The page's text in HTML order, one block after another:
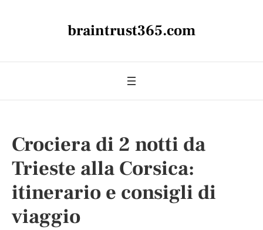
braintrust365.com
Crociera di 2 notti da
Trieste alla Corsica:
itinerario e consigli di
viaggio